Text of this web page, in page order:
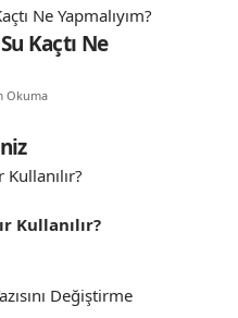
Kaçtı Ne
Okuma
Kullanılır?